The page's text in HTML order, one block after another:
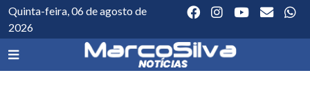
Quinta-feira, 06 de agosto de
2026